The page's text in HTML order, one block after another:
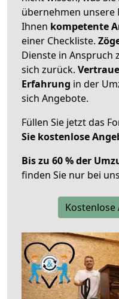
übernehmen unsere
Ihnen kompetente
einer Checkliste.
Dienste in Anspruch
sich zurück.
Erfahrung in der
sich Angebote.
Füllen Sie jetzt das
Sie kostenlose
Bis zu 60 % der
finden Sie nur bei